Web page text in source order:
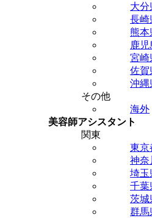
大分
長崎
熊本
鹿児
宮崎
佐賀
沖縄
その他
海外
美容師アシスタント
関東
東京
神奈
埼玉
千葉
茨城
群馬